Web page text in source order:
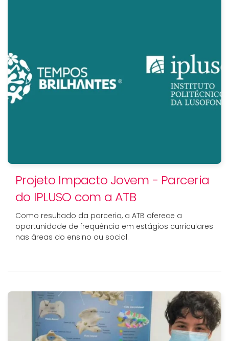
Projeto Impacto Jovem - Parceria
do IPLUSO com a ATB
Como resultado da parceria, a ATB oferece a
oportunidade de frequência em estágios curriculares
nas áreas do ensino ou social.